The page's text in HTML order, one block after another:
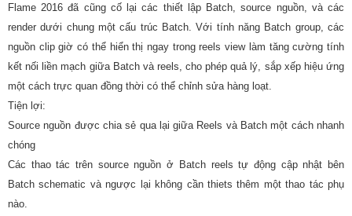
Flame 2016 đã cũng cố lại các thiết lập Batch, source nguồn, và các
render dưới chung một cấu trúc Batch. Với tính năng Batch group, các
nguồn clip giờ có thể hiển thị ngay trong reels view làm tăng cường tính
kết nối liền mạch giữa Batch và reels, cho phép quả lý, sắp xếp hiệu ứng
một cách trực quan đồng thời có thể chỉnh sửa hàng loạt.
Tiện lợi:
Source nguồn được chia sẻ qua lại giữa Reels và Batch một cách nhanh
chóng
Các thao tác trên source nguồn ở Batch reels tự động cập nhật bên
Batch schematic và ngược lại không cần thiets thêm một thao tác phụ
nào.